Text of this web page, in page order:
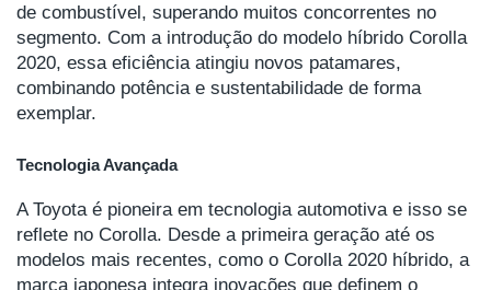
de combustível, superando muitos concorrentes no
segmento. Com a introdução do modelo híbrido Corolla
2020, essa eficiência atingiu novos patamares,
combinando potência e sustentabilidade de forma
exemplar.
Tecnologia Avançada
A Toyota é pioneira em tecnologia automotiva e isso se
reflete no Corolla. Desde a primeira geração até os
modelos mais recentes, como o Corolla 2020 híbrido, a
marca japonesa integra inovações que definem o